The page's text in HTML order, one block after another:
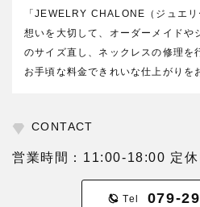
「JEWELRY CHALONE（ジュエ
想いを大切して、オーダーメイドや
のサイズ直し、ネックレスの修理を
お手頃な料金できれいな仕上がりを
CONTACT
営業時間：11:00-18:00 定休
Tel 079-